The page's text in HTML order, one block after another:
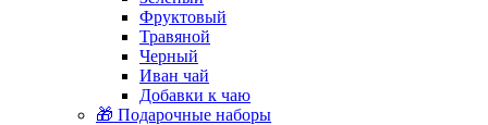
Фруктовый
Травяной
Черный
Иван чай
Добавки к чаю
🎁 Подарочные наборы